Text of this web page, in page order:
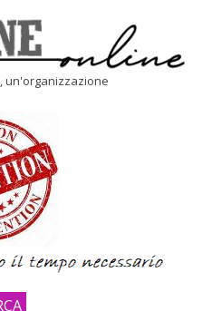
un'organizzazione